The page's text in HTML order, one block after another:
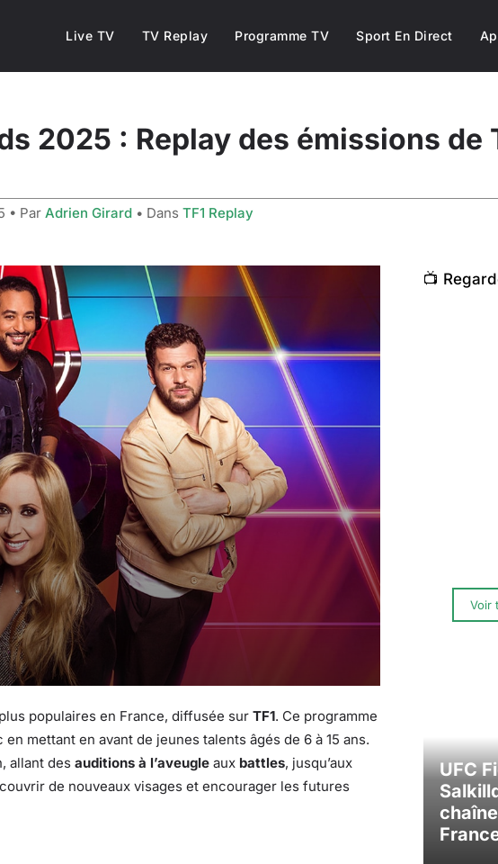
Live TV TV Replay Programme TV Sport En Direct
2025 : Replay des émissions de
• Par Adrien Girard • Dans TF1 Replay
populaires en France, diffusée sur TF1. Ce programme
mettant en avant de jeunes talents âgés de 6 à 15 ans.
allant des auditions à l’aveugle aux battles, jusqu’aux
de nouveaux visages et encourager les futures
📺
Voir
UFC